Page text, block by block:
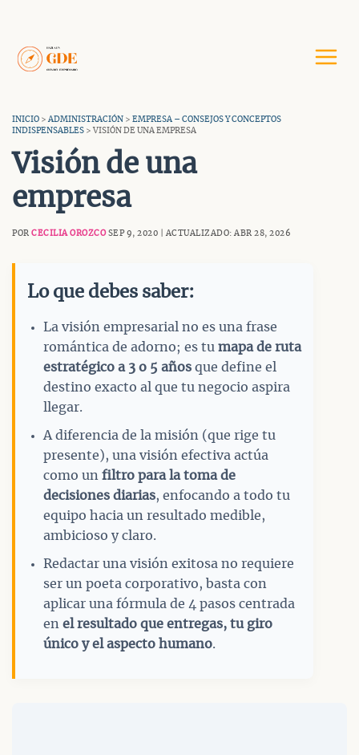
contenido
INICIO >ADMINISTRACIÓN > EMPRESA – CONSEJOS Y CONCEPTOS
INDISPENSABLES > VISIÓN DE UNA EMPRESA
Visión de una
empresa
POR CECILIA OROZCOSEP 9, 2020 | ACTUALIZADO: ABR 28, 2026
Lo que debes saber:
La visión empresarial no es una frase
romántica de adorno; es tu mapa de ruta
estratégico a 3 o 5 años que define el
destino exacto al que tu negocio aspira
llegar.
A diferencia de la misión (que rige tu
presente), una visión efectiva actúa
como un filtro para la toma de
decisiones diarias, enfocando a todo tu
equipo hacia un resultado medible,
ambicioso y claro.
Redactar una visión exitosa no requiere
ser un poeta corporativo, basta con
aplicar una fórmula de 4 pasos centrada
en el resultado que entregas, tu giro
único y el aspecto humano.